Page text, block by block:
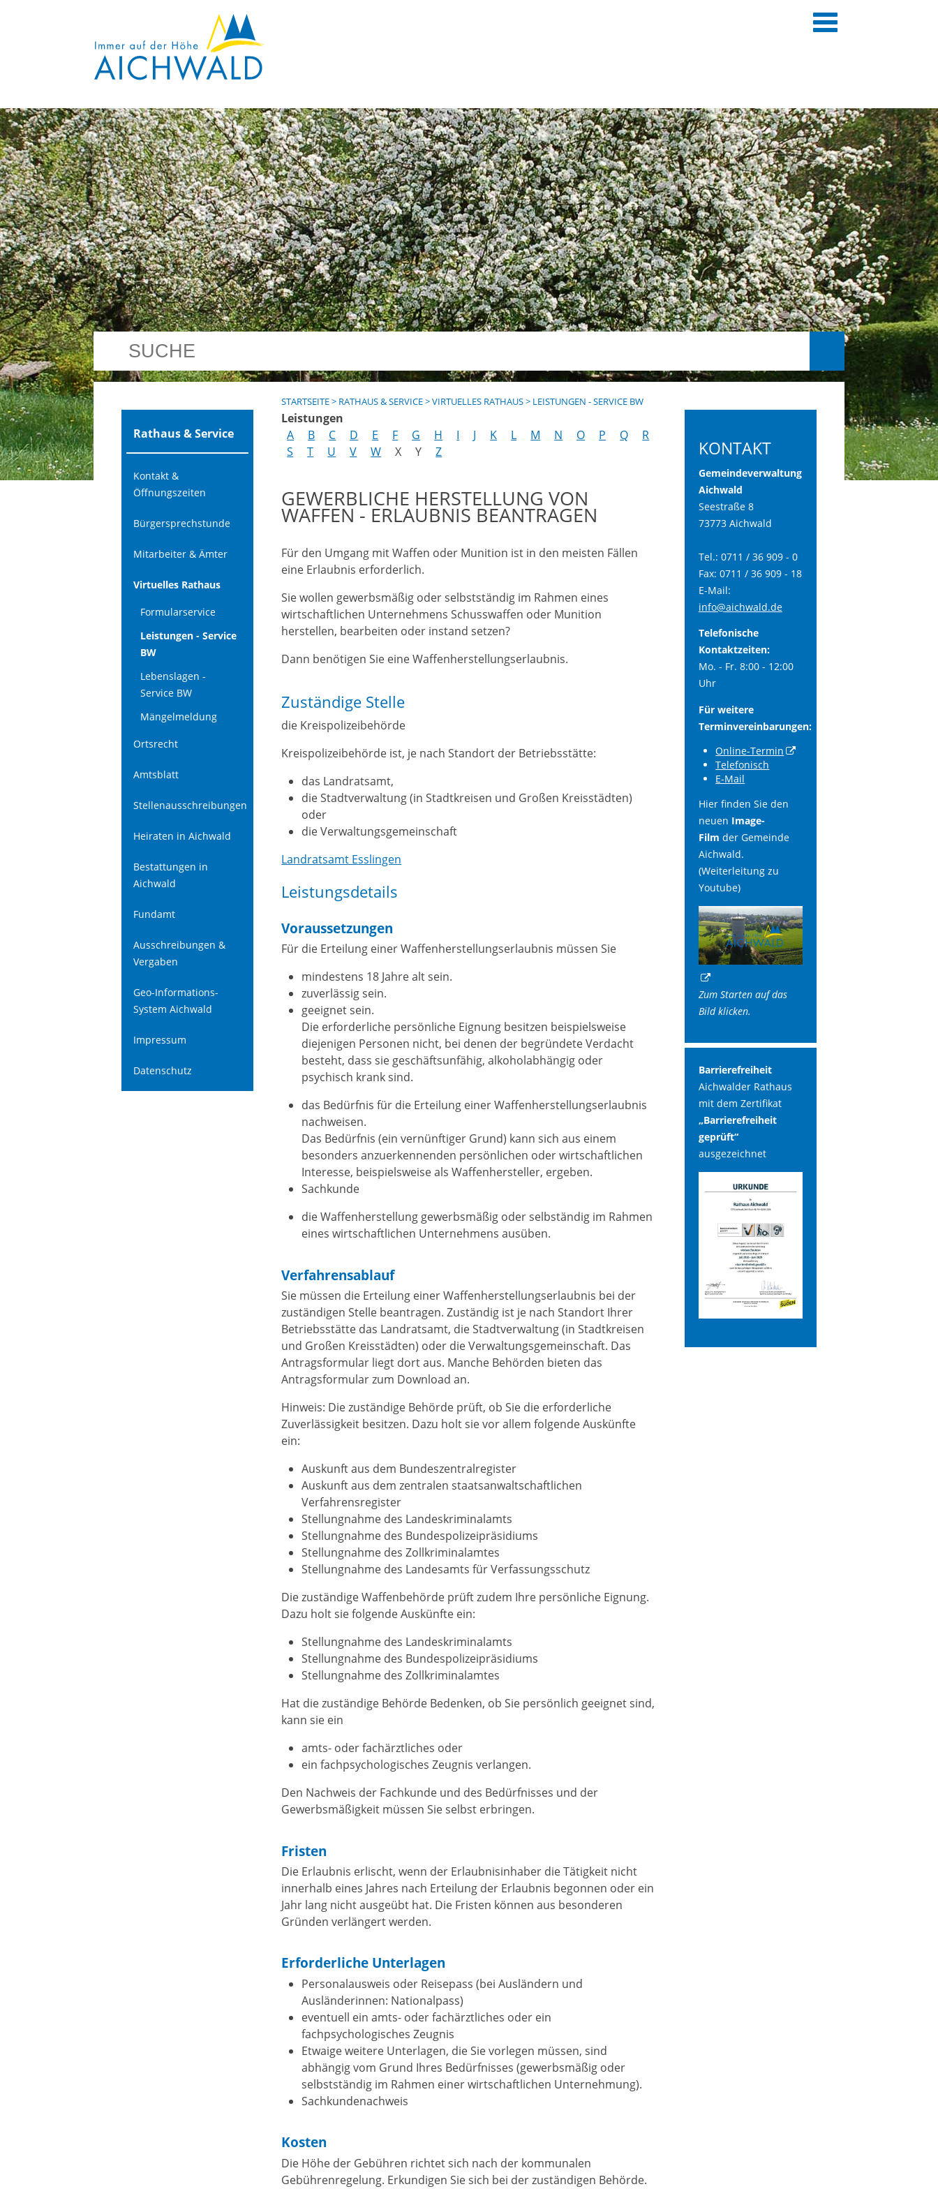
Rathaus & Service
Kontakt &
Öffnungszeiten
Bürgersprechstunde
Mitarbeiter & Ämter
Virtuelles Rathaus
Formularservice
Leistungen - Service
BW
Lebenslagen -
Service BW
Mängelmeldung
Ortsrecht
Amtsblatt
Stellenausschreibungen
Heiraten in Aichwald
Bestattungen in
Aichwald
Fundamt
Ausschreibungen &
Vergaben
Geo-Informations-
System Aichwald
Impressum
Datenschutz
STARTSEITE> RATHAUS & SERVICE>VIRTUELLES RATHAUS> LEISTUNGEN - SERVICE BW
Leistungen
A
B C D E F G H I J K L M N O P Q
R
S
T U V W X Y Z
GEWERBLICHE HERSTELLUNG VON
WAFFEN - ERLAUBNIS BEANTRAGEN
Für den Umgang mit Waffen oder Munition ist in den meisten Fällen
eine Erlaubnis erforderlich.
Sie wollen gewerbsmäßig oder selbstständig im Rahmen eines
wirtschaftlichen Unternehmens Schusswaffen oder Munition
herstellen, bearbeiten oder instand setzen?
Dann benötigen Sie eine Waffenherstellungserlaubnis.
Zuständige Stelle
die Kreispolizeibehörde
Kreispolizeibehörde ist, je nach Standort der Betriebsstätte:
das Landratsamt,
die Stadtverwaltung (in Stadtkreisen und Großen Kreisstädten)
oder
die Verwaltungsgemeinschaft
Landratsamt Esslingen
Leistungsdetails
Voraussetzungen
Für die Erteilung einer Waffenherstellungserlaubnis müssen Sie
mindestens 18 Jahre alt sein.
zuverlässig sein.
geeignet sein.
Die erforderliche persönliche Eignung besitzen beispielsweise
diejenigen Personen nicht, bei denen der begründete Verdacht
besteht, dass sie geschäftsunfähig, alkoholabhängig oder
psychisch krank sind.
das Bedürfnis für die Erteilung einer Waffenherstellungserlaubnis
nachweisen.
Das Bedürfnis (ein vernünftiger Grund) kann sich aus einem
besonders anzuerkennenden persönlichen oder wirtschaftlichen
Interesse, beispielsweise als Waffenhersteller, ergeben.
Sachkunde
die Waffenherstellung gewerbsmäßig oder selbständig im Rahmen
eines wirtschaftlichen Unternehmens ausüben.
Verfahrensablauf
Sie müssen die Erteilung einer Waffenherstellungserlaubnis bei der
zuständigen Stelle beantragen. Zuständig ist je nach Standort Ihrer
Betriebsstätte das Landratsamt, die Stadtverwaltung (in Stadtkreisen
und Großen Kreisstädten) oder die Verwaltungsgemeinschaft. Das
Antragsformular liegt dort aus. Manche Behörden bieten das
Antragsformular zum Download an.
Hinweis: Die zuständige Behörde prüft, ob Sie die erforderliche
Zuverlässigkeit besitzen. Dazu holt sie vor allem folgende Auskünfte
ein:
Auskunft aus dem Bundeszentralregister
Auskunft aus dem zentralen staatsanwaltschaftlichen
Verfahrensregister
Stellungnahme des Landeskriminalamts
Stellungnahme des Bundespolizeipräsidiums
Stellungnahme des Zollkriminalamtes
Stellungnahme des Landesamts für Verfassungsschutz
Diezuständige Waffenbehörde prüft zudem Ihre persönliche Eignung.
Dazu holt sie folgende Auskünfte ein:
Stellungnahme des Landeskriminalamts
Stellungnahme des Bundespolizeipräsidiums
Stellungnahme des Zollkriminalamtes
Hat die zuständige Behörde Bedenken, ob Sie persönlich geeignet sind,
kann sie ein
amts- oder fachärztliches oder
ein fachpsychologisches Zeugnis verlangen.
Den Nachweis der Fachkunde und des Bedürfnisses und der
Gewerbsmäßigkeit müssen Sie selbst erbringen.
Fristen
Die Erlaubnis erlischt, wenn der Erlaubnisinhaber die Tätigkeit nicht
innerhalb eines Jahres nach Erteilung der Erlaubnis begonnen oder ein
Jahr lang nicht ausgeübt hat. Die Fristen können aus besonderen
Gründen verlängert werden.
Erforderliche Unterlagen
Personalausweis oder Reisepass (bei Ausländern und
Ausländerinnen: Nationalpass)
eventuell ein amts- oder fachärztliches oder ein
fachpsychologisches Zeugnis
Etwaige weitere Unterlagen, die Sie vorlegen müssen, sind
abhängig vom Grund Ihres Bedürfnisses (gewerbsmäßig oder
selbstständig im Rahmen einer wirtschaftlichen Unternehmung).
Sachkundenachweis
Kosten
Die Höhe der Gebühren richtet sich nach der kommunalen
Gebührenregelung. Erkundigen Sie sich bei der zuständigen Behörde.
KONTAKT
Gemeindeverwaltung
Aichwald
Seestraße 8
73773 Aichwald
Tel.: 0711 / 36 909 - 0
Fax: 0711 / 36 909 - 18
E-Mail:
info@aichwald.de
Telefonische
Kontaktzeiten:
Mo. - Fr. 8:00 - 12:00
Uhr
Für weitere
Terminvereinbarungen:
Online-Termin
Telefonisch
E-Mail
Hier finden Sie den
neuen Image-
Film der Gemeinde
Aichwald.
(Weiterleitung zu
Youtube)
Zum Starten auf das
Bild klicken.
Barrierefreiheit
Aichwalder Rathaus
mit dem Zertifikat
„Barrierefreiheit
geprüft“
ausgezeichnet